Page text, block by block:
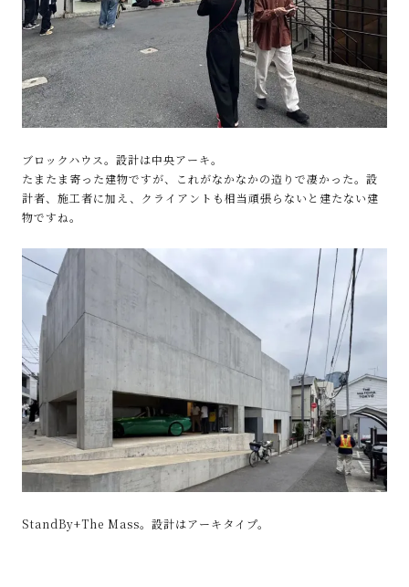
ブロックハウス。設計は中央アーキ。
たまたま寄った建物ですが、これがなかなかの造りで凄かった。設
計者、施工者に加え、クライアントも相当頑張らないと建たない建
物ですね。
StandBy+The Mass。設計はアーキタイプ。